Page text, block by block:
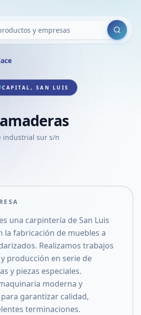
Buscar
CAPITAL, SAN LUIS
industrial sur s/n
una carpintería de San Luis
la fabricación de muebles a
Realizamos trabajos
producción en serie de
y piezas especiales.
moderna y
garantizar calidad,
terminaciones.